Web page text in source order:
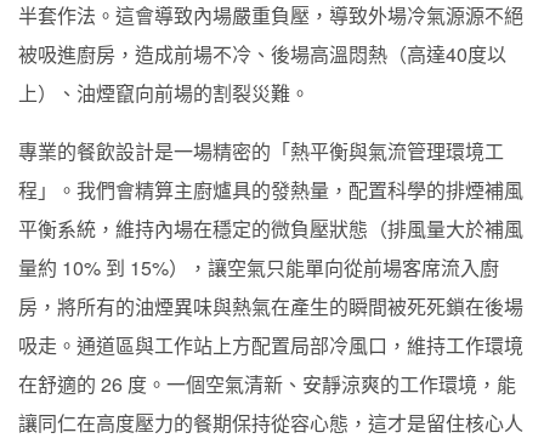
半套作法。這會導致內場嚴重負壓，導致外場冷氣源源不絕
被吸進廚房，造成前場不冷、後場高溫悶熱（高達40度以
上）、油煙竄向前場的割裂災難。
專業的餐飲設計是一場精密的「熱平衡與氣流管理環境工
程」。我們會精算主廚爐具的發熱量，配置科學的排煙補風
平衡系統，維持內場在穩定的微負壓狀態（排風量大於補風
量約 10% 到 15%），讓空氣只能單向從前場客席流入廚
房，將所有的油煙異味與熱氣在產生的瞬間被死死鎖在後場
吸走。通道區與工作站上方配置局部冷風口，維持工作環境
在舒適的 26 度。一個空氣清新、安靜涼爽的工作環境，能
讓同仁在高度壓力的餐期保持從容心態，這才是留住核心人